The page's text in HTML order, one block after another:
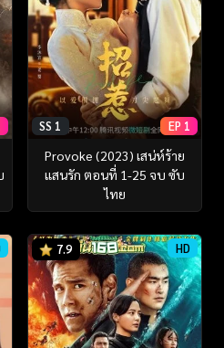
SS 1 EP 1
Provoke (2023) เสน่ห์ร้าย
แสนรัก ตอนที่ 1-25 จบ ซับ
ไทย
7.9 HD